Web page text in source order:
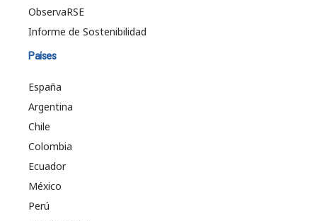
ObservaRSE
Informe de Sostenibilidad
Países
España
Argentina
Chile
Colombia
Ecuador
México
Perú